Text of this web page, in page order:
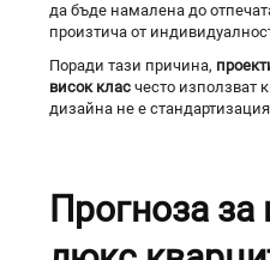
да бъде намалена до
произтича от
Поради тази причина,
висок клас често използват
дизайна не е
Прогноза за